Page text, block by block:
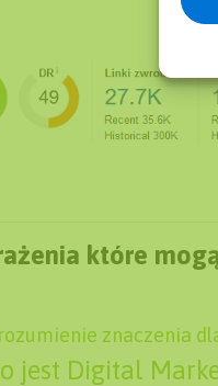
które
znaczenia
jest Digital